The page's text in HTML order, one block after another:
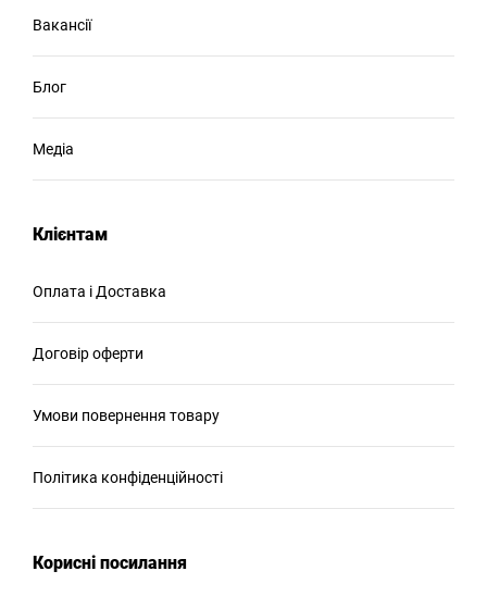
Вакансії
Блог
Медіа
Клієнтам
Оплата і Доставка
Договір оферти
Умови повернення товару
Політика конфіденційності
Корисні посилання